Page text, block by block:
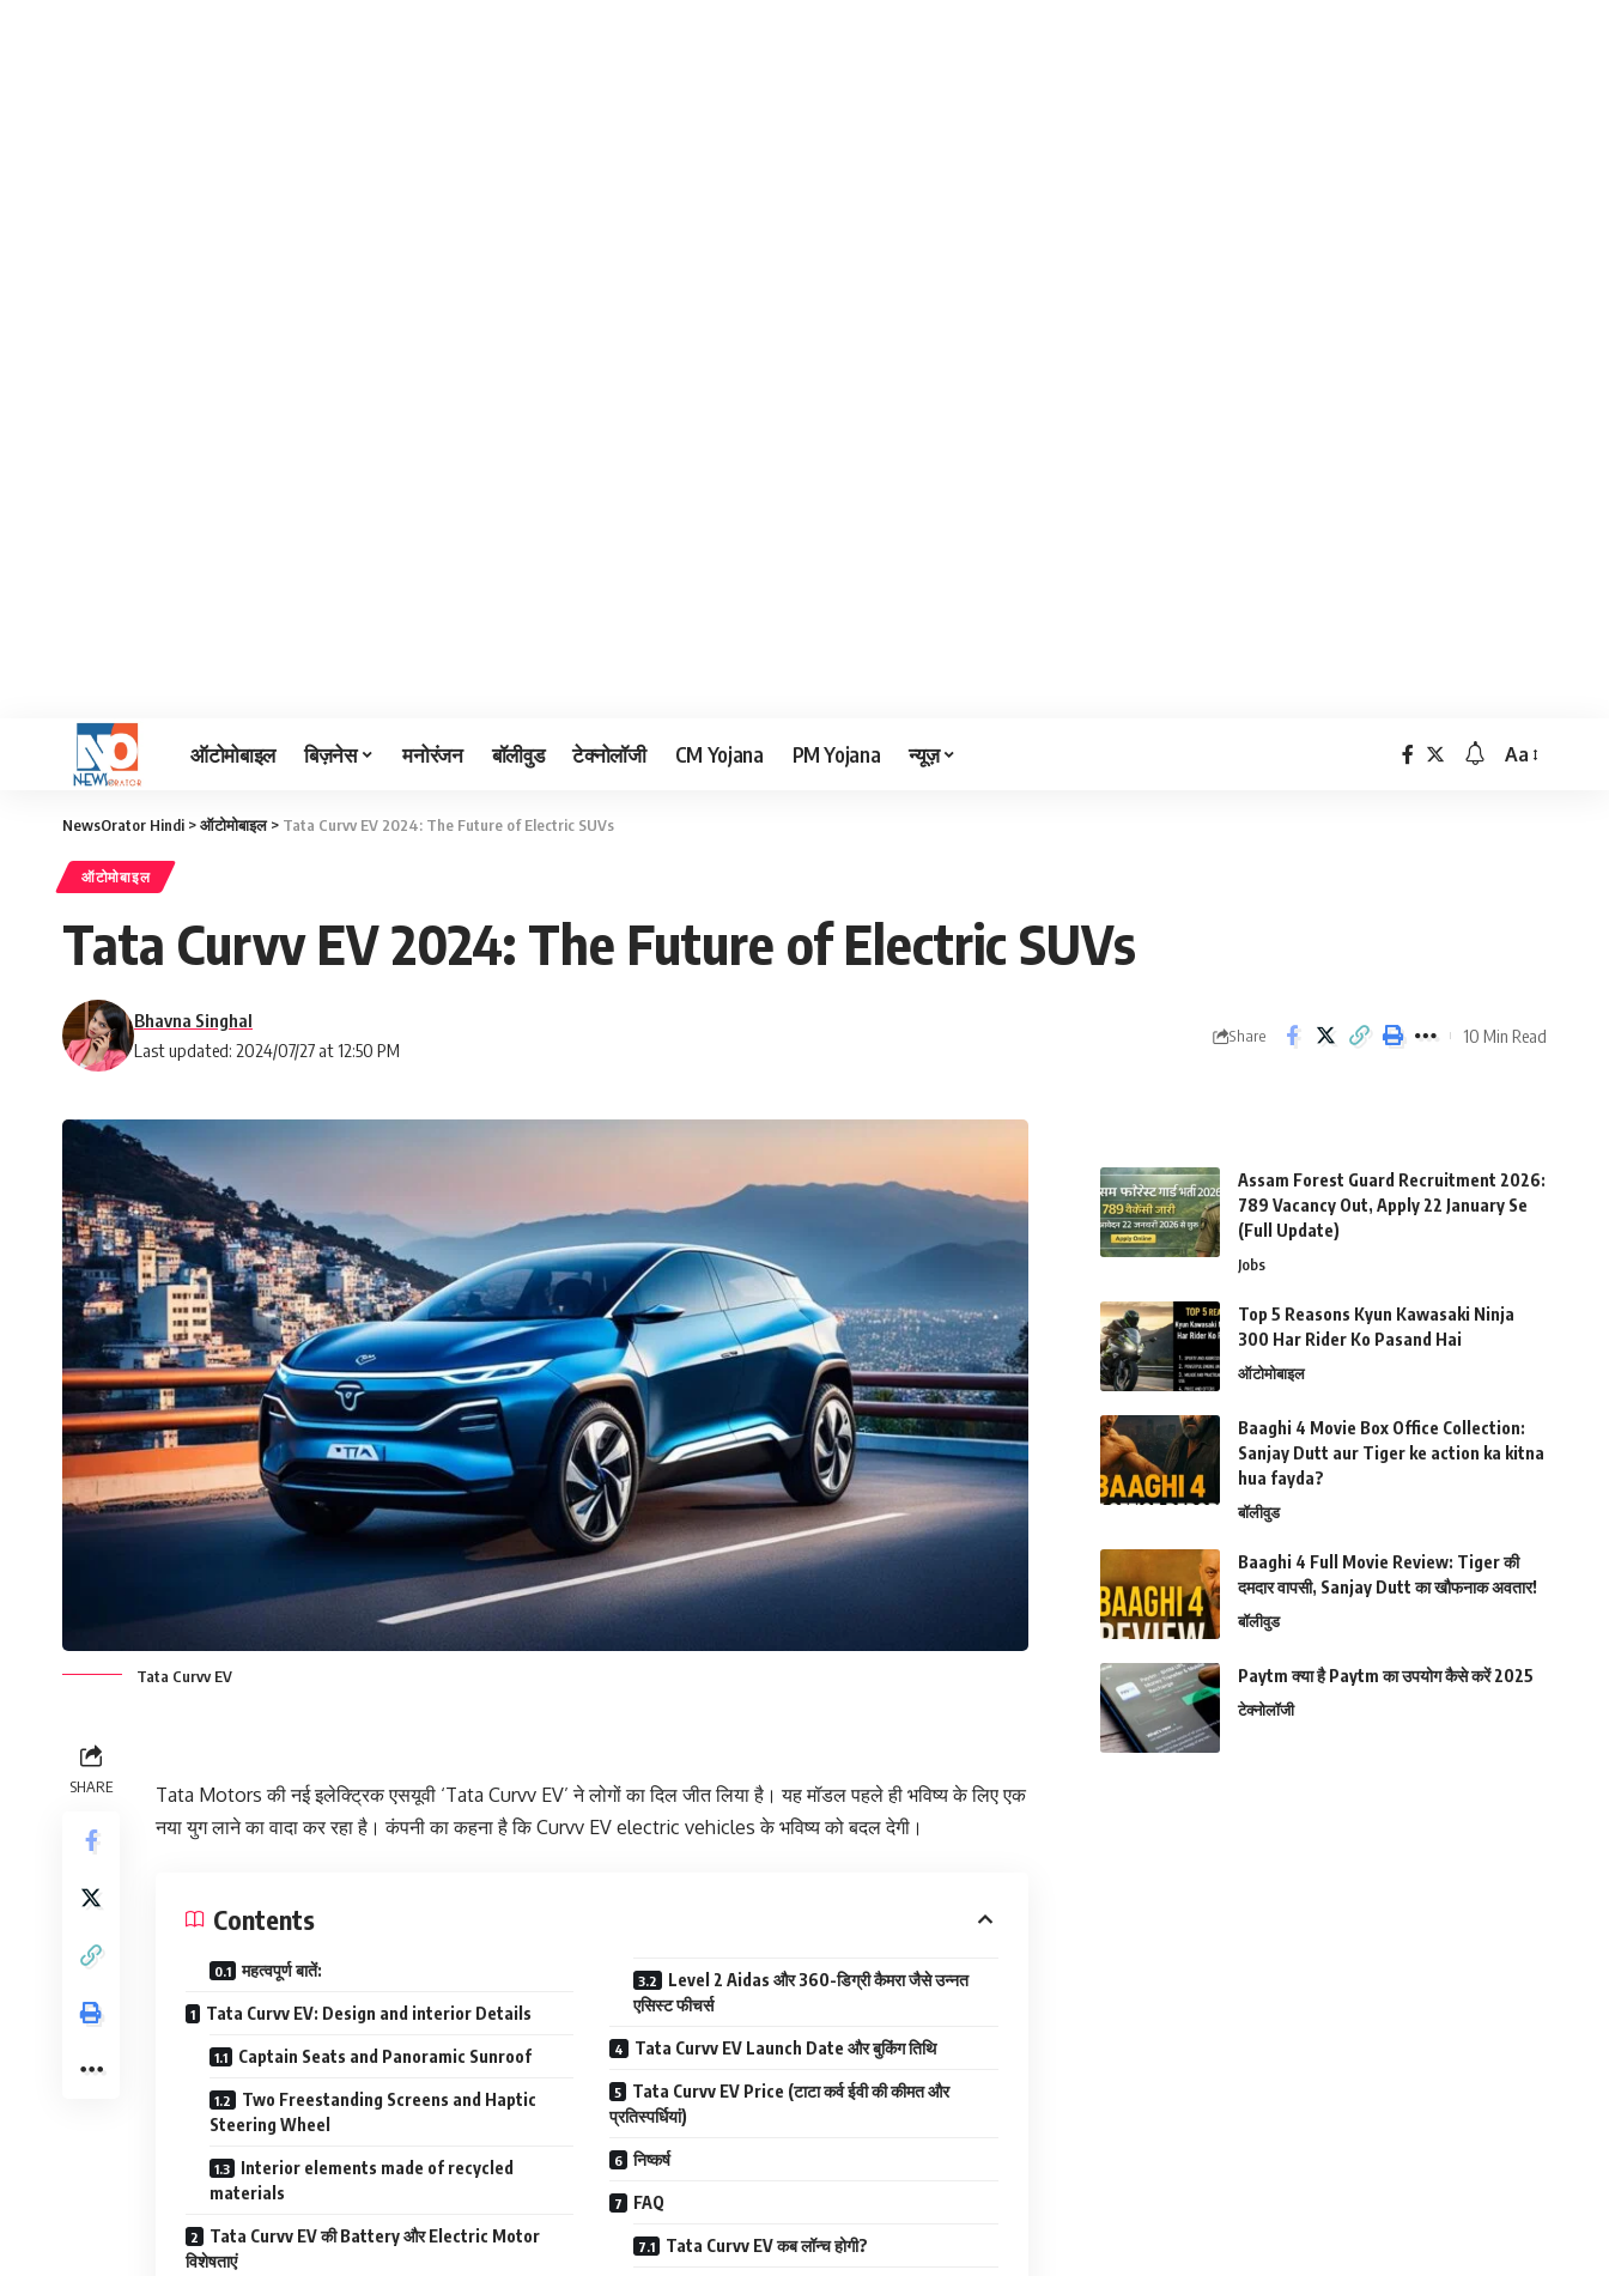
ऑटोमोबाइल बिज़नेस मनोरंजन बॉलीवुड टेक्नोलॉजी CM Yojana PM Yojana न्यूज़
Font
Aa
NewsOrator Hindi >ऑटोमोबाइल> Tata Curvv EV 2024: The Future of Electric SUVs
ऑटोमोबाइल
Tata Curvv EV 2024: The Future of Electric SUVs
Last updated: 2024/07/27 at 12:50 PM
Bhavna Singhal
Share 10 Min Read
Tata Curvv EV
SHARE
Tata Motors की नई इलेक्ट्रिक एसयूवी ‘Tata Curvv EV’ ने लोगों का दिल जीत लिया है। यह मॉडल पहले ही भविष्य के लिए एक
नया युग लाने का वादा कर रहा है। कंपनी का कहना है कि Curvv EV electric vehicles के भविष्य को बदल देगी।
Contents
महत्वपूर्ण बातें:
Tata Curvv EV: Design and interior Details
Captain Seats and Panoramic Sunroof
Two Freestanding Screens and Haptic
Steering Wheel
Interior elements made of recycled
materials
Tata Curvv EV की Battery और Electric Motor
विशेषताएं
Level 2 Aidas और 360-डिग्री कैमरा जैसे उन्नत
एसिस्ट फीचर्स
Tata Curvv EV Launch Date और बुकिंग तिथि
Tata Curvv EV Price (टाटा कर्व ईवी की कीमत और
प्रतिस्पर्धियां)
निष्कर्ष
FAQ
Tata Curvv EV कब लॉन्च होगी?
Assam Forest Guard Recruitment 2026:
789 Vacancy Out, Apply 22 January Se
(Full Update)
Jobs
Top 5 Reasons Kyun Kawasaki Ninja
300 Har Rider Ko Pasand Hai
ऑटोमोबाइल
Baaghi 4 Movie Box Office Collection:
Sanjay Dutt aur Tiger ke action ka kitna
hua fayda?
बॉलीवुड
Baaghi 4 Full Movie Review: Tiger की
दमदार वापसी, Sanjay Dutt का खौफनाक अवतार!
बॉलीवुड
Paytm क्या है Paytm का उपयोग कैसे करें 2025
टेक्नोलॉजी